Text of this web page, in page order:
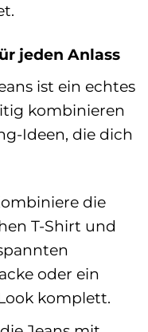
jeden Anlass
ist ein echtes
kombinieren
Ideen, die dich
die
T-Shirt und
oder ein
komplett.